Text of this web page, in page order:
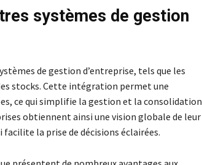
systèmes de gestion
de gestion d’entreprise, tels que les
stocks. Cette intégration permet une
ce qui simplifie la gestion et la consolidation
obtiennent ainsi une vision globale de leur
la prise de décisions éclairées.